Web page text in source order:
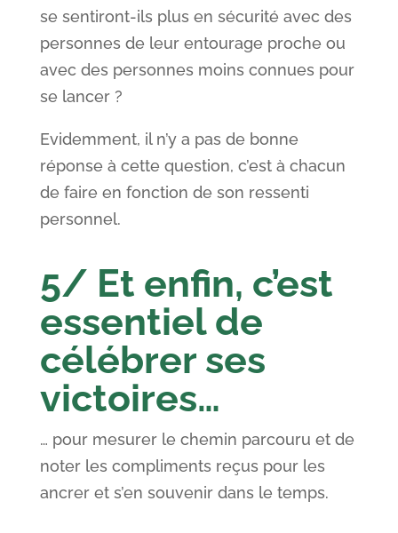
se sentiront-ils plus en sécurité avec des
personnes de leur entourage proche ou
avec des personnes moins connues pour
se lancer ?
Evidemment, il n’y a pas de bonne
réponse à cette question, c’est à chacun
de faire en fonction de son ressenti
personnel.
5/ Et enfin, c’est
essentiel de
célébrer ses
victoires…
… pour mesurer le chemin parcouru et de
noter les compliments reçus pour les
ancrer et s’en souvenir dans le temps.